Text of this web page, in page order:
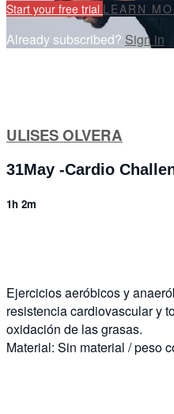
Start your free trial LEARN
Already subscribed? Sign in
ULISES OLVERA
31May -Cardio
1h 2m
Ejercicios aeróbicos y
resistencia cardiovascular y
oxidación de las grasas.
Material: Sin material / peso